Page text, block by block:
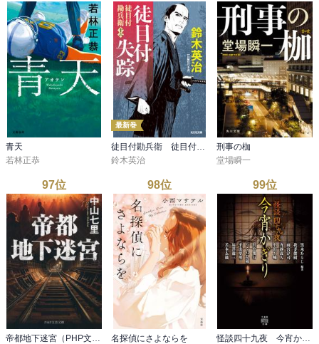
青天
若林正恭
最新巻
鈴木英治
刑事の枷
堂場瞬一
97位
帝都地下迷宮（PHP文芸文庫）
98位
名探偵にさよならを
99位
怪談四十九夜 今宵かぎり